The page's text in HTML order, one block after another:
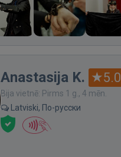
Anastasija K. 5.0
Bija vietnē: Pirms 1 g., 4 mēn.
Latviski, По-русски